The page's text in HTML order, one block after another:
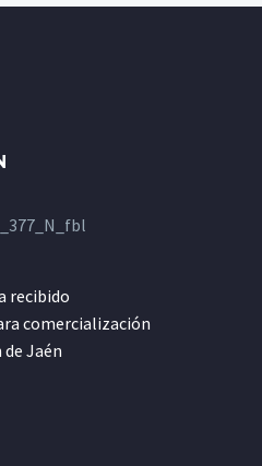
recibido
comercialización
Jaén